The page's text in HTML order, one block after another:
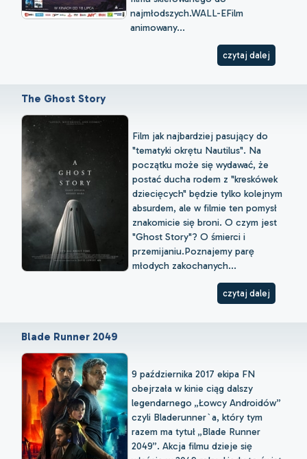
najmłodszych.WALL-EFilm
animowany...
czytaj dalej
The Ghost Story
Film jak najbardziej pasujący do
"tematyki okrętu Nautilus". Na
początku może się wydawać, że
postać ducha rodem z "kreskówek
dziecięcych" będzie tylko kolejnym
absurdem, ale w filmie ten pomysł
znakomicie się broni. O czym jest
"Ghost Story"? O śmierci i
przemijaniu.Poznajemy parę
młodych zakochanych...
czytaj dalej
Blade Runner 2049
9 października 2017 ekipa FN
obejrzała w kinie ciąg dalszy
legendarnego „Łowcy Androidów”
czyli Bladerunner`a, który tym
razem ma tytuł „Blade Runner
2049”. Akcja filmu dzieje się